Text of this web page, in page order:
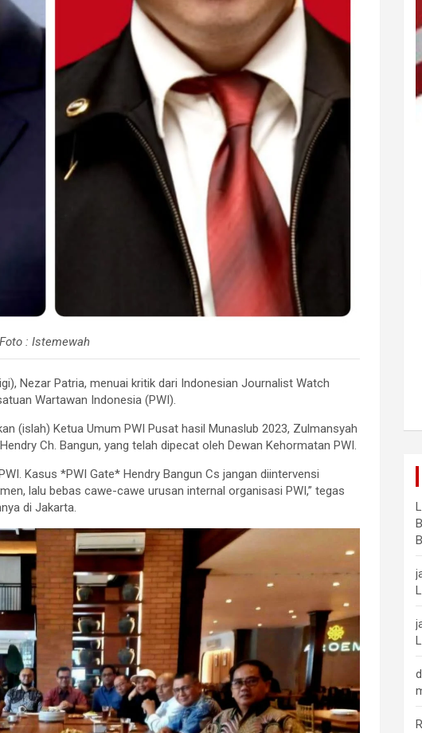
Foto : Istemewah
Nezar Patria, menuai kritik dari Indonesian Journalist Watch
Wartawan Indonesia (PWI).
(islah) Ketua Umum PWI Pusat hasil Munaslub 2023, Zulmansyah
Ch. Bangun, yang telah dipecat oleh Dewan Kehormatan PWI.
Kasus *PWI Gate* Hendry Bangun Cs jangan diintervensi
lalu bebas cawe-cawe urusan internal organisasi PWI,” tegas
di Jakarta.